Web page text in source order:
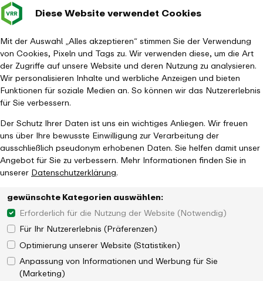
Diese Website verwendet Cookies
Mit der Auswahl „Alles akzeptieren“ stimmen Sie der Verwendung
von Cookies, Pixeln und Tags zu. Wir verwenden diese, um die Art
der Zugriffe auf unsere Website und deren Nutzung zu analysieren.
Wir personalisieren Inhalte und werbliche Anzeigen und bieten
Funktionen für soziale Medien an. So können wir das Nutzererlebnis
für Sie verbessern.
Der Schutz Ihrer Daten ist uns ein wichtiges Anliegen. Wir freuen
uns über Ihre bewusste Einwilligung zur Verarbeitung der
ausschließlich pseudonym erhobenen Daten. Sie helfen damit unser
Angebot für Sie zu verbessern. Mehr Informationen finden Sie in
unsererDatenschutzerklärung.
gewünschte Kategorien auswählen:
Erforderlich für die Nutzung der Website (Notwendig)
Für Ihr Nutzererlebnis (Präferenzen)
Optimierung unserer Website (Statistiken)
Anpassung von Informationen und Werbung für Sie
(Marketing)
Verkehrsverbund Baustellen im
Leichte
Fahrplanauskunft